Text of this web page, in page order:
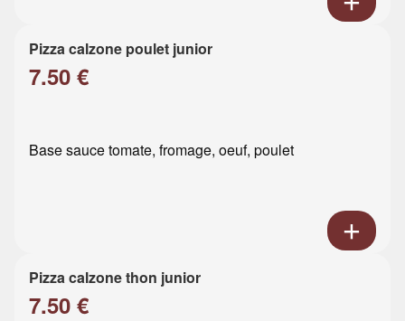
Pizza calzone poulet junior
7.50 €
Base sauce tomate, fromage, oeuf, poulet
Pizza calzone thon junior
7.50 €